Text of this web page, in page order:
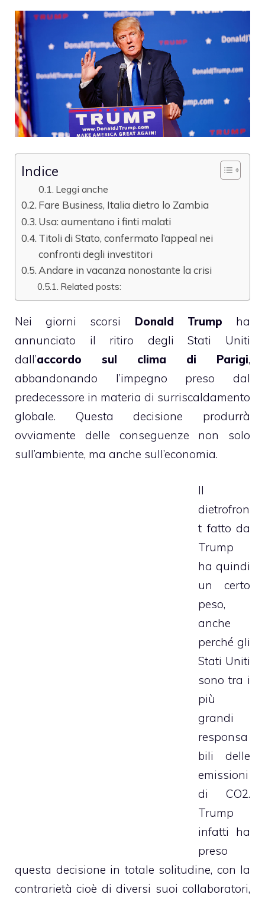
Indice
Leggi anche
Fare Business, Italia dietro lo Zambia
Usa: aumentano i finti malati
Titoli di Stato, confermato l’appeal nei
confronti degli investitori
Andare in vacanza nonostante la crisi
Related posts:
Nei giorni scorsi Donald Trump ha
annunciato il ritiro degli Stati Uniti
dall’accordo sul clima di Parigi,
abbandonando l’impegno preso dal
predecessore in materia di surriscaldamento
globale. Questa decisione produrrà
ovviamente delle conseguenze non solo
sull’ambiente, ma anche sull’economia.
Il
dietrofron
t fatto da
Trump
ha quindi
un certo
peso,
anche
perché gli
Stati Uniti
sono tra i
più
grandi
responsa
bili delle
emissioni
di CO2.
Trump
infatti ha
preso
questa decisione in totale solitudine, con la
contrarietà cioè di diversi suoi collaboratori,